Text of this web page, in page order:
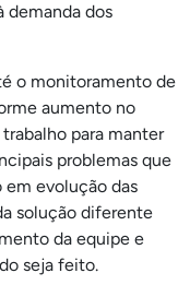
demanda dos
o monitoramento de
aumento no
para manter
problemas que
evolução das
solução diferente
da equipe e
seja feito.